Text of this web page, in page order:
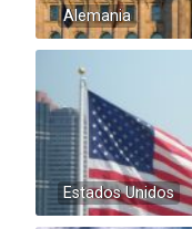
Alemania
Estados Unidos